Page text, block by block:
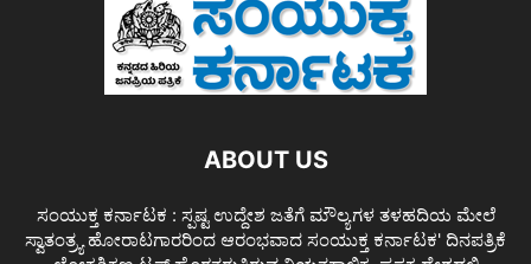
ABOUT US
ಸಂಯುಕ್ತ ಕರ್ನಾಟಕ : ಸ್ಪಷ್ಟ ಉದ್ದೇಶ ಜತೆಗೆ ಮೌಲ್ಯಗಳ ತಳಹದಿಯ ಮೇಲೆ
ಸ್ವಾತಂತ್ರ್ಯ ಹೋರಾಟಗಾರರಿಂದ ಆರಂಭವಾದ ಸಂಯುಕ್ತ ಕರ್ನಾಟಕ' ದಿನಪತ್ರಿಕೆ